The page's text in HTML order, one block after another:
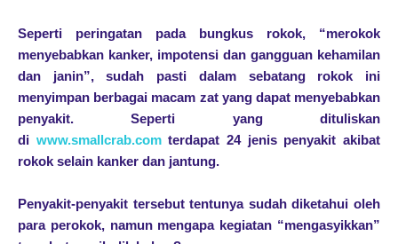
Seperti peringatan pada bungkus rokok, “merokok
menyebabkan kanker, impotensi dan gangguan kehamilan
dan janin”, sudah pasti dalam sebatang rokok ini
menyimpan berbagai macam zat yang dapat menyebabkan
penyakit. Seperti yang dituliskan
di www.smallcrab.comterdapat 24 jenis penyakit akibat
rokok selain kanker dan jantung.
Penyakit-penyakit tersebut tentunya sudah diketahui oleh
para perokok, namun mengapa kegiatan “mengasyikkan”